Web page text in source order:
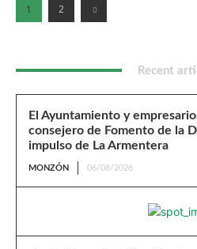
1 2
Recent
El Ayuntamiento y
consejero de Fomento de la
impulso de La Armentera
MONZÓN 06/08/2026